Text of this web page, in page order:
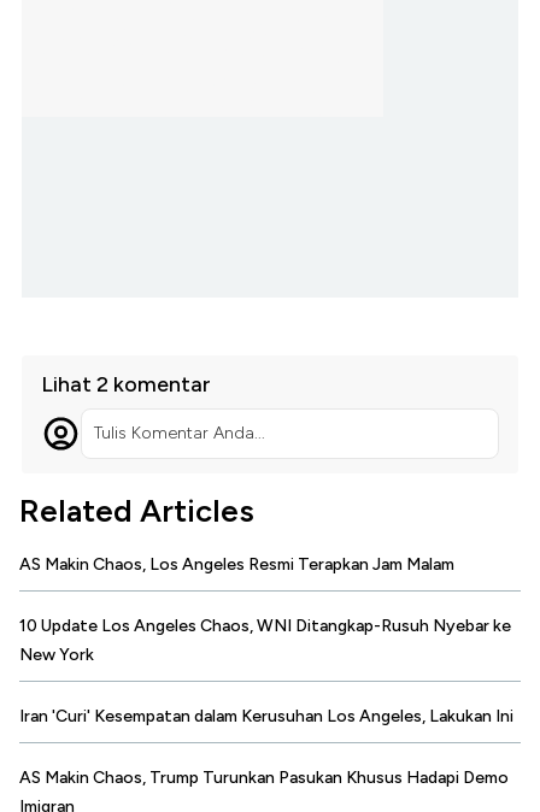
Lihat 2 komentar
Tulis Komentar Anda...
Related Articles
AS Makin Chaos, Los Angeles Resmi Terapkan Jam Malam
10 Update Los Angeles Chaos, WNI Ditangkap-Rusuh Nyebar ke
New York
Iran 'Curi' Kesempatan dalam Kerusuhan Los Angeles, Lakukan Ini
AS Makin Chaos, Trump Turunkan Pasukan Khusus Hadapi Demo
Imigran